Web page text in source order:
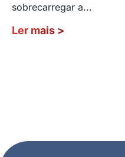
sobrecarregar a...
Ler mais >